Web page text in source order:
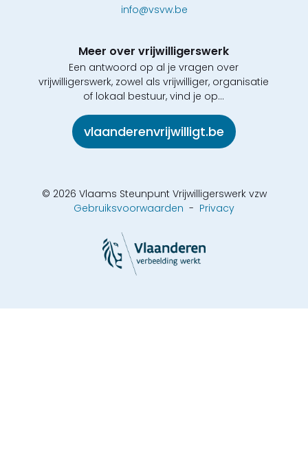
info@vsvw.be
Meer over vrijwilligerswerk
Een antwoord op al je vragen over
vrijwilligerswerk, zowel als vrijwilliger, organisatie
of lokaal bestuur, vind je op...
vlaanderenvrijwilligt.be
© 2026 Vlaams Steunpunt Vrijwilligerswerk vzw
Gebruiksvoorwaarden - Privacy